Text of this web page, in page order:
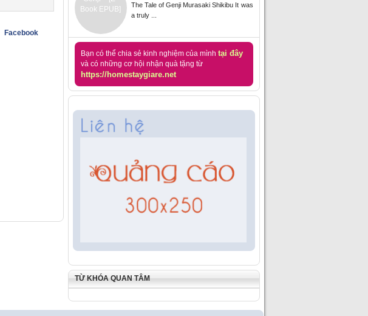
Facebook
The Tale of Genji Murasaki Shikibu It was
a truly ...
Bạn có thể chia sẻ kinh nghiệm của mình tại đây
và có những cơ hội nhận quà tặng từ
https://homestaygiare.net
TỪ KHÓA QUAN TÂM